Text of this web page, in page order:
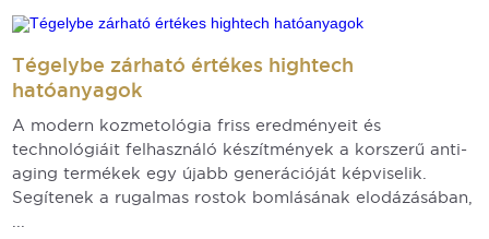
Tégelybe zárható értékes hightech
hatóanyagok
A modern kozmetológia friss eredményeit és
technológiáit felhasználó készítmények a korszerű anti-
aging termékek egy újabb generációját képviselik.
Segítenek a rugalmas rostok bomlásának elodázásában,